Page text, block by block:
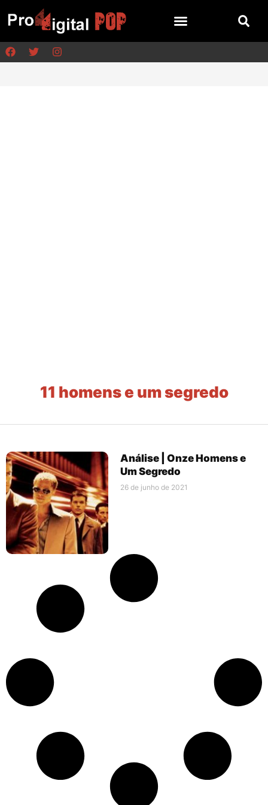
11 homens e um segredo
Análise | Onze Homens e
Um Segredo
26 de junho de 2021